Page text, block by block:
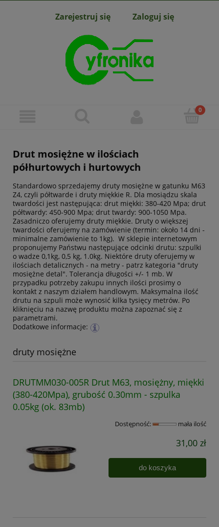
Zarejestruj się Zaloguj się
Drut mosiężne w ilościach
półhurtowych i hurtowych
Standardowo sprzedajemy druty mosiężne w gatunku M63
Z4, czyli półtwarde i druty miękkie R. Dla mosiądzu skala
twardości jest następująca: drut miękki: 380-420 Mpa; drut
półtwardy: 450-900 Mpa; drut twardy: 900-1050 Mpa.
Zasadniczo oferujemy druty miękkie. Druty o większej
twardości oferujemy na zamówienie (termin: około 14 dni -
minimalne zamówienie to 1kg). W sklepie internetowym
proponujemy Państwu następujące odcinki drutu: szpulki
o wadze 0,1kg, 0,5 kg, 1.0kg. Niektóre druty oferujemy w
ilościach detalicznych - na metry - patrz kategoria "druty
mosiężne detal". Tolerancja długości +/- 1 mb. W
przypadku potrzeby zakupu innych ilości prosimy o
kontakt z naszym działem handlowym. Maksymalna ilość
drutu na szpuli może wynosić kilka tysięcy metrów. Po
kliknięciu na nazwę produktu można zapoznać się z
parametrami.
Dodatkowe informacje:
druty mosiężne
DRUTMM030-005R Drut M63, mosiężny, miękki
(380-420Mpa), grubość 0.30mm - szpulka
0.05kg (ok. 83mb)
Dostępność: mała ilość
31,00 zł
do koszyka